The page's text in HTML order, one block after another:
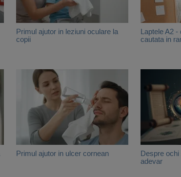
Primul ajutor in leziuni oculare la
copii
Laptele A2 -
cautata in
Primul ajutor in ulcer cornean
Despre
adevar